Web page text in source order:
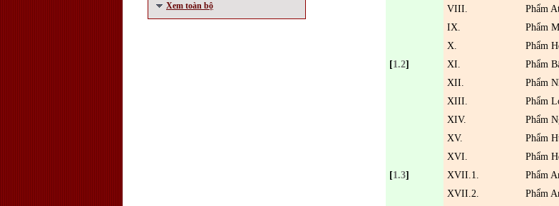
Xem toàn bộ
VIII.
Phẩm
IX.
Phẩm
X.
Phẩm
[1.2] XI. Phẩm
XII.
Phẩm
XIII.
Phẩm
XIV.
Phẩm
XV.
Phẩm
XVI.
Phẩm
[1.3] XVII.1.
Phẩm
XVII.2.
Phẩm